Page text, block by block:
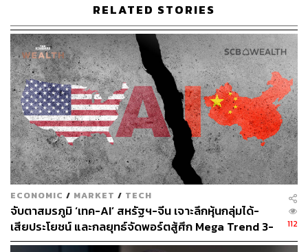
ABOUT THE AUTHOR
วิโรจน์ เลิศจิตต์ธรรม
Senior Content Creator กองข่าวต่างประเทศ
THE STANDARD
RELATED STORIES
ECONOMIC / MARKET / TECH
จับตาสมรภูมิ ‘เทค-AI’ สหรัฐฯ-จีน เจาะลึกหุ้นกลุ่มได้-
เสียประโยชน์ และกลยุทธ์จัดพอร์ตสู้ศึก Mega Trend 3-
5 ปีข้างหน้า
112